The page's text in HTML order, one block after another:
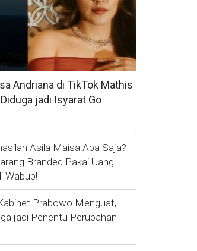
Andriana di TikTok Mathis
jadi Isyarat Go
Asila Maisa Apa Saja?
Branded Pakai Uang
Wabup!
Prabowo Menguat,
jadi Penentu Perubahan